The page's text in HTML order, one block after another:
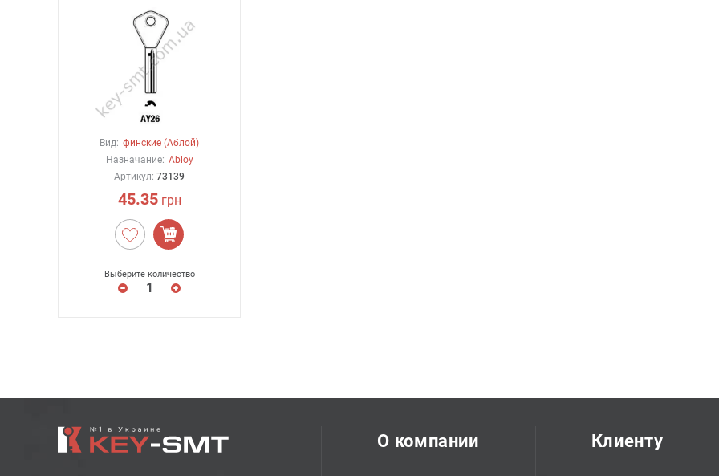
Вид: финские (Аблой)
Назначание: Abloy
Артикул: 73139
45.35грн
Выберите количество
О компании Клиенту